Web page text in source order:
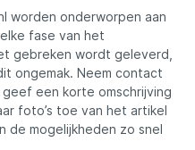
worden onderworpen aan
fase van het
gebreken wordt geleverd,
ongemak. Neem contact
een korte omschrijving
foto’s toe van het artikel
de mogelijkheden zo snel